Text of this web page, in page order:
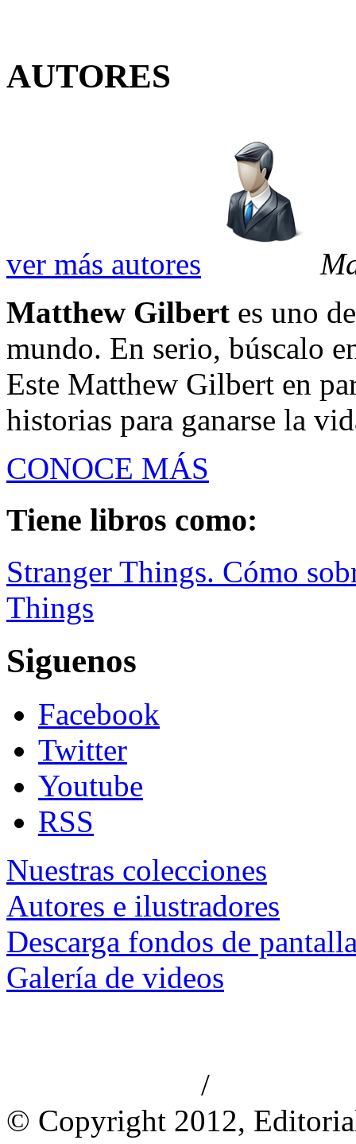
AUTORES
ver más autores
Matthew Gilbert es uno
mundo. En serio, búscalo
Este Matthew Gilbert en
historias para ganarse la
CONOCE MÁS
Tiene libros como:
Stranger Things. Cómo
Things
Siguenos
Facebook
Twitter
Youtube
RSS
Nuestras colecciones
Autores e ilustradores
Descarga fondos de
Galería de videos
/
© Copyright 2012,